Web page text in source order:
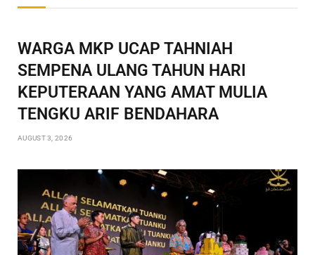
WARGA MKP UCAP TAHNIAH
SEMPENA ULANG TAHUN HARI
KEPUTERAAN YANG AMAT MULIA
TENGKU ARIF BENDAHARA
AUGUST 3, 2026